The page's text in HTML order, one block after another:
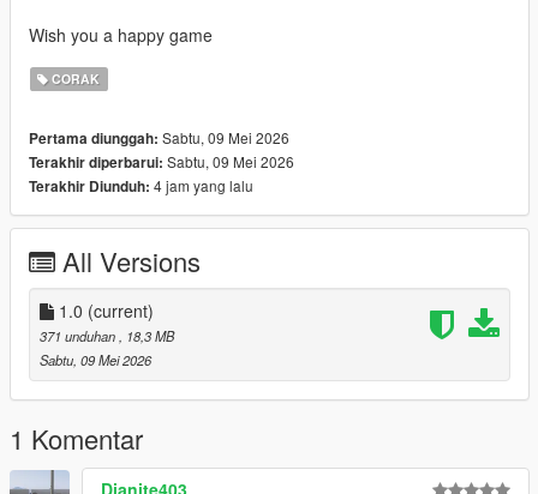
Wish you a happy game
CORAK
Pertama diunggah: Sabtu, 09 Mei 2026
Terakhir diperbarui: Sabtu, 09 Mei 2026
Terakhir Diunduh: 4 jam yang lalu
All Versions
1.0 (current)
371 unduhan
, 18,3 MB
Sabtu, 09 Mei 2026
1 Komentar
Dianite403